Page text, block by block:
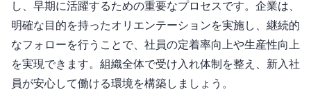
し、早期に活躍するための重要なプロセスです。企業は、
明確な目的を持ったオリエンテーションを実施し、継続的
なフォローを行うことで、社員の定着率向上や生産性向上
を実現できます。組織全体で受け入れ体制を整え、新入社
員が安心して働ける環境を構築しましょう。